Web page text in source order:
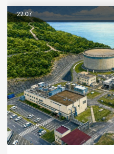
22.07